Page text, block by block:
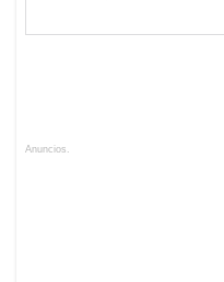
Anuncios.